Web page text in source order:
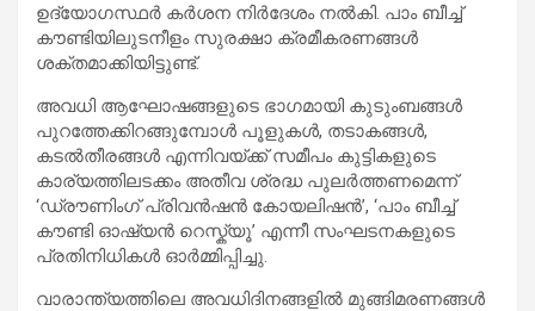
ഉദ്യോഗസ്ഥർ കർശന നിർദേശം നൽകി. പാം ബീച്ച്
കൗണ്ടിയിലുടനീളം സുരക്ഷാ ക്രമീകരണങ്ങൾ
ശക്തമാക്കിയിട്ടുണ്ട്.
അവധി ആഘോഷങ്ങളുടെ ഭാഗമായി കുടുംബങ്ങൾ
പുറത്തേക്കിറങ്ങുമ്പോൾ പൂളുകൾ, തടാകങ്ങൾ,
കടൽതീരങ്ങൾ എന്നിവയ്ക്ക് സമീപം കുട്ടികളുടെ
കാര്യത്തിലടക്കം അതീവ ശ്രദ്ധ പുലർത്തണമെന്ന്
‘ഡ്രൗണിംഗ് പ്രിവൻഷൻ കോയലിഷൻ’, ‘പാം ബീച്ച്
കൗണ്ടി ഓഷ്യൻ റെസ്ക്യൂ’ എന്നീ സംഘടനകളുടെ
പ്രതിനിധികൾ ഓർമ്മിപ്പിച്ചു.
വാരാന്ത്യത്തിലെ അവധിദിനങ്ങളിൽ മുങ്ങിമരണങ്ങൾ